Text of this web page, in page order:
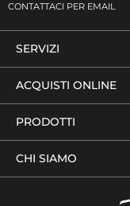
CONTATTACI PER EMAIL
SERVIZI
ACQUISTI ONLINE
PRODOTTI
CHI SIAMO